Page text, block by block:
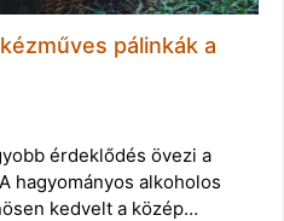
pálinkák a
érdeklődés övezi a
hagyományos alkoholos
kedvelt a közép…